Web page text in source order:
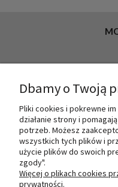
Dbamy o Twoją
Pliki cookies i pokrewne
działanie strony i
potrzeb. Możesz
wszystkich tych plików i
użycie plików do swoich
zgody".
Więcej o plikach cookies
prywatności.